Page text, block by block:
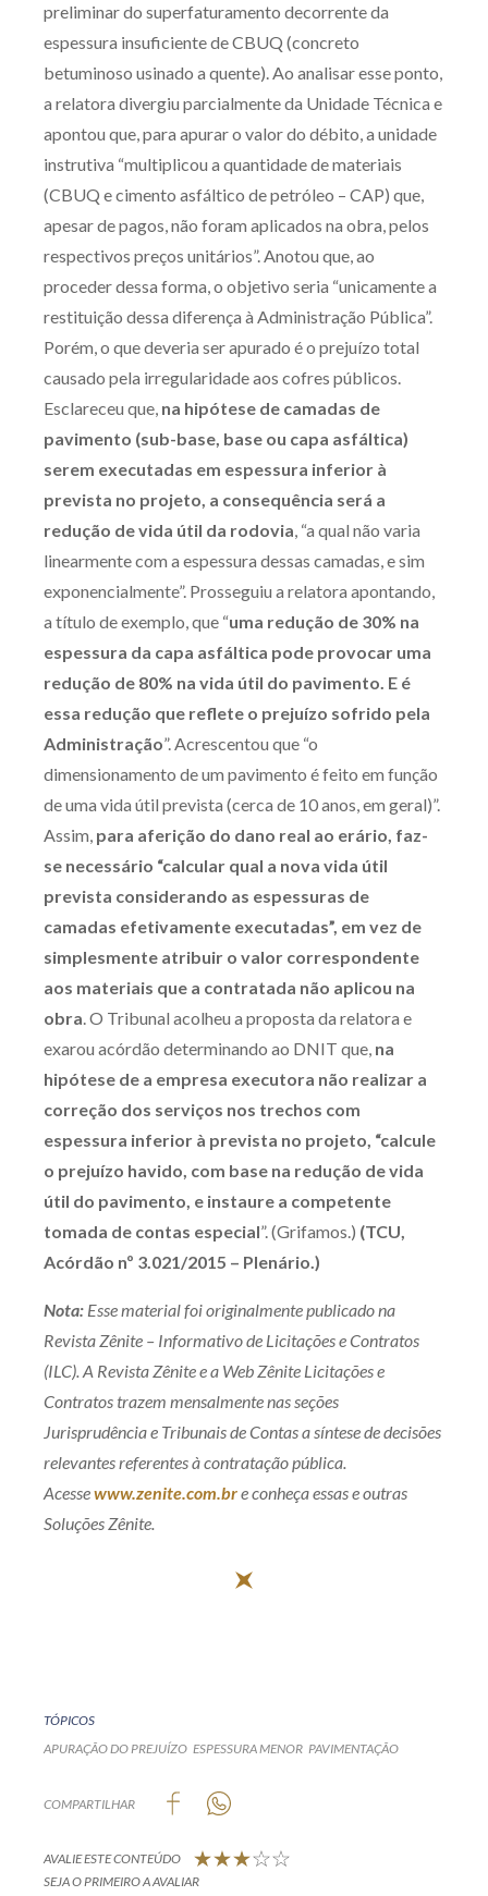
Av. Sete de Setembro, 4698
Curitiba/
Telefone (41) 2109-8666
Whatsapp (41) 98881-6616
preliminar do superfaturamento decorrente da
espessura insuficiente de CBUQ (concreto
betuminoso usinado a quente). Ao analisar esse ponto,
a relatora divergiu parcialmente da Unidade Técnica e
apontou que, para apurar o valor do débito, a unidade
instrutiva “multiplicou a quantidade de materiais
(CBUQ e cimento asfáltico de petróleo – CAP) que,
apesar de pagos, não foram aplicados na obra, pelos
respectivos preços unitários”. Anotou que, ao
proceder dessa forma, o objetivo seria “unicamente a
restituição dessa diferença à Administração Pública”.
Porém, o que deveria ser apurado é o prejuízo total
causado pela irregularidade aos cofres públicos.
Esclareceu que, na hipótese de camadas de
pavimento (sub-base, base ou capa asfáltica)
serem executadas em espessura inferior à
prevista no projeto, a consequência será a
redução de vida útil da rodovia, “a qual não varia
linearmente com a espessura dessas camadas, e sim
exponencialmente”. Prosseguiu a relatora apontando,
a título de exemplo, que “uma redução de 30% na
espessura da capa asfáltica pode provocar uma
redução de 80% na vida útil do pavimento. E é
essa redução que reflete o prejuízo sofrido pela
Administração”. Acrescentou que “o
dimensionamento de um pavimento é feito em função
de uma vida útil prevista (cerca de 10 anos, em geral)”.
Assim, para aferição do dano real ao erário, faz-
se necessário “calcular qual a nova vida útil
prevista considerando as espessuras de
camadas efetivamente executadas”, em vez de
simplesmente atribuir o valor correspondente
aos materiais que a contratada não aplicou na
obra. O Tribunal acolheu a proposta da relatora e
exarou acórdão determinando ao DNIT que, na
hipótese de a empresa executora não realizar a
correção dos serviços nos trechos com
espessura inferior à prevista no projeto, “calcule
o prejuízo havido, com base na redução de vida
útil do pavimento, e instaure a competente
tomada de contas especial”. (Grifamos.) (TCU,
Acórdão nº 3.021/2015 – Plenário.)
Nota: Esse material foi originalmente publicado na
Revista Zênite – Informativo de Licitações e Contratos
(ILC). A Revista Zênite e a Web Zênite Licitações e
Contratos trazem mensalmente nas seções
Jurisprudência e Tribunais de Contas a síntese de decisões
relevantes referentes à contratação pública.
Acessewww.zenite.com.bre conheça essas e outras
Soluções Zênite.
TÓPICOS
APURAÇÃO DO PREJUÍZO ESPESSURA MENOR PAVIMENTAÇÃO
COMPARTILHAR
AVALIE ESTE CONTEÚDO
SEJA O PRIMEIRO A AVALIAR